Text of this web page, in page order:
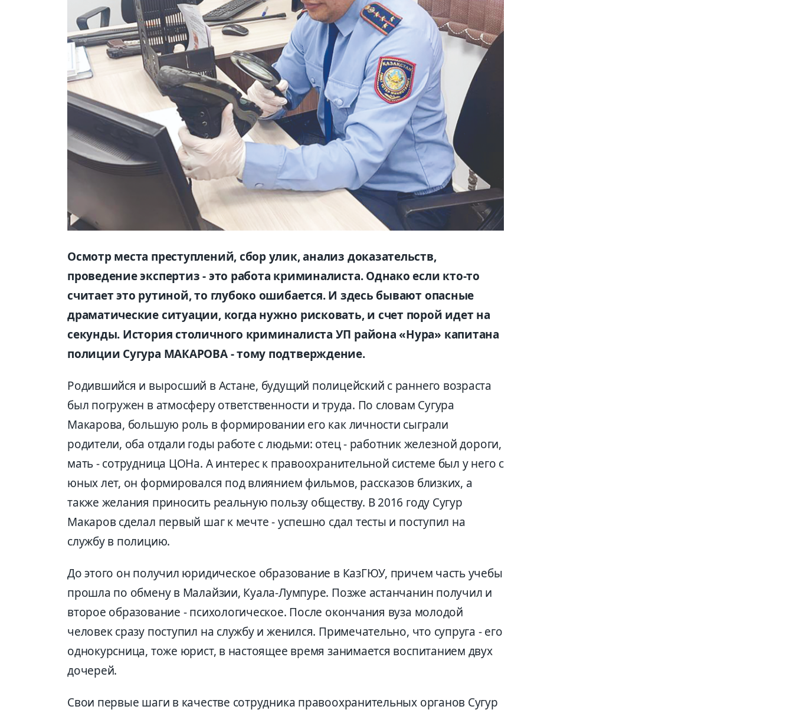
Осмотр места преступлений, сбор улик, анализ доказательств,
проведение экспертиз - это работа криминалиста. Однако если кто-то
считает это рутиной, то глубоко ошибается. И здесь бывают опасные
драматические ситуации, когда нужно рисковать, и счет порой идет на
секунды. История столичного криминалиста УП района «Нура» капитана
полиции Сугура МАКАРОВА - тому подтверждение.
Родившийся и выросший в Астане, будущий полицейский с раннего возраста
был погружен в атмосферу ответственности и труда. По словам Сугура
Макарова, большую роль в формировании его как личности сыграли
родители, оба отдали годы работе с людьми: отец - работник железной дороги,
мать - сотрудница ЦОНа. А интерес к правоохранительной системе был у него с
юных лет, он формировался под влиянием фильмов, рассказов близких, а
также желания приносить реальную пользу обществу. В 2016 году Сугур
Макаров сделал первый шаг к мечте - успешно сдал тесты и поступил на
службу в полицию.
До этого он получил юридическое образование в КазГЮУ, причем часть учебы
прошла по обмену в Малайзии, Куала-Лумпуре. Позже астанчанин получил и
второе образование - психологическое. После окончания вуза молодой
человек сразу поступил на службу и женился. Примечательно, что супруга - его
однокурсница, тоже юрист, в настоящее время занимается воспитанием двух
дочерей.
Свои первые шаги в качестве сотрудника правоохранительных органов Сугур